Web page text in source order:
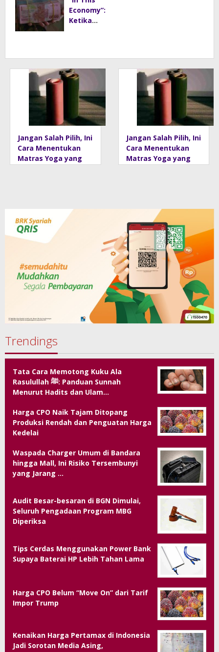
Tenangka
n Pikiran
Economy”:
Ketika
Tren,
Bagaiman
a Islam
Memanda
ngnya?
Jangan Salah Pilih, Ini
Cara Menentukan
Matras Yoga yang
Jangan Salah Pilih, Ini
Cara Menentukan
Matras Yoga yang
Trendings
Tata Cara Memotong Kuku Ala
Rasulullah ﷺ: Panduan Sunnah
Menurut Hadits dan Ulam…
Harga CPO Naik Tajam Ditopang
Produksi Rendah dan Penguatan Harga
Kedelai
Waspada Charger Umum di Bandara
hingga Mall, Ini Risiko Tersembunyi
yang Jarang …
Audit Besar-besaran di BGN Dimulai,
Seluruh Pengadaan Program MBG
Diperiksa
Tips Cerdas Menggunakan Power Bank
Supaya Baterai HP Lebih Tahan Lama
Harga CPO Belum “Move On” dari Tarif
Impor Trump
Kenaikan Harga Pertamax di Indonesia
Jadi Sorotan Media Asing,